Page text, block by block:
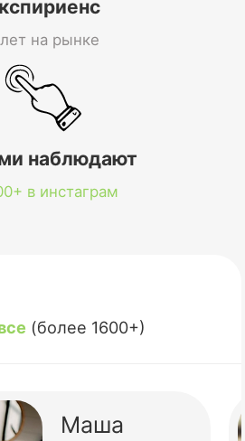
на рынке
наблюдают
в инстаграм
(более 1600+)
Маша